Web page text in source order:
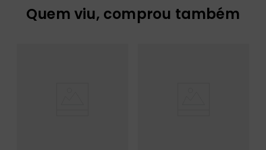
Quem viu, comprou também